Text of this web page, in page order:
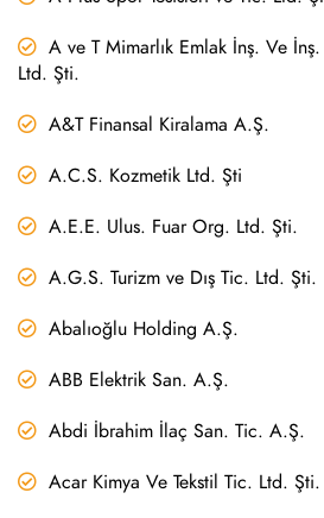
A ve T Mimarlık Emlak İnş. Ve
Ltd. Şti.
A&T Finansal Kiralama A.Ş.
A.C.S. Kozmetik Ltd. Şti
A.E.E. Ulus. Fuar Org. Ltd. Şti.
A.G.S. Turizm ve Dış Tic. Ltd. Şti.
Abalıoğlu Holding A.Ş.
ABB Elektrik San. A.Ş.
Abdi İbrahim İlaç San. Tic. A.Ş.
Acar Kimya Ve Tekstil Tic. Ltd. Şti.